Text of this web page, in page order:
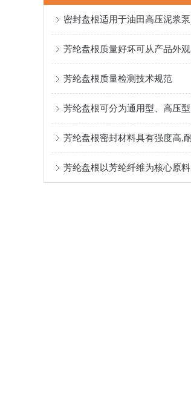
芳纶盘根质量检测技术规范